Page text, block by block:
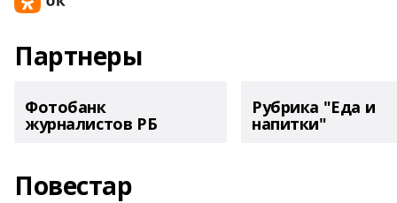
Партнеры
Фотобанк
журналистов РБ
Рубрика "Еда и
напитки"
Повестар